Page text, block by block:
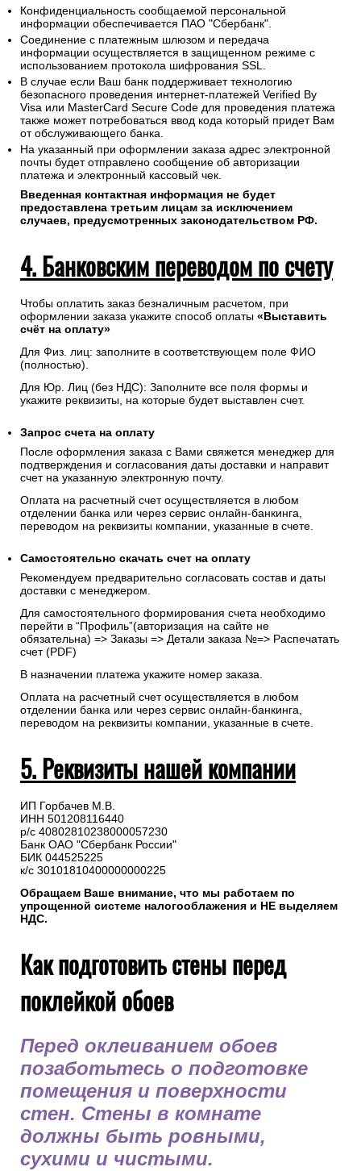
Конфиденциальность сообщаемой персональной
информации обеспечивается ПАО "Сбербанк".
Соединение с платежным шлюзом и передача
информации осуществляется в защищенном режиме с
использованием протокола шифрования SSL.
В случае если Ваш банк поддерживает технологию
безопасного проведения интернет-платежей Verified By
Visa или MasterCard Secure Code для проведения платежа
также может потребоваться ввод кода который придет Вам
от обслуживающего банка.
На указанный при оформлении заказа адрес электронной
почты будет отправлено сообщение об авторизации
платежа и электронный кассовый чек.
Введенная контактная информация не будет
предоставлена третьим лицам за исключением
случаев, предусмотренных законодательством РФ.
4. Банковским переводом по счету
Чтобы оплатить заказ безналичным расчетом, при
оформлении заказа укажите способ оплаты «Выставить
счёт на оплату»
Для Физ. лиц: заполните в соответствующем поле ФИО
(полностью).
Для Юр. Лиц (без НДС): Заполните все поля формы и
укажите реквизиты, на которые будет выставлен счет.
Запрос счета на оплату
После оформления заказа с Вами свяжется менеджер для
подтверждения и согласования даты доставки и направит
счет на указанную электронную почту.
Оплата на расчетный счет осуществляется в любом
отделении банка или через сервис онлайн-банкинга,
переводом на реквизиты компании, указанные в счете.
Самостоятельно скачать счет на оплату
Рекомендуем предварительно согласовать состав и даты
доставки с менеджером.
Для самостоятельного формирования счета необходимо
перейти в “Профиль”(авторизация на сайте не
обязательна) => Заказы => Детали заказа №=> Распечатать
счет (PDF)
В назначении платежа укажите номер заказа.
Оплата на расчетный счет осуществляется в любом
отделении банка или через сервис онлайн-банкинга,
переводом на реквизиты компании, указанные в счете.
5. Реквизиты нашей компании
ИП Горбачев М.В.
ИНН 501208116440
р/с 40802810238000057230
Банк ОАО "Сбербанк России"
БИК 044525225
к/с 30101810400000000225
Обращаем Ваше внимание, что мы работаем по
упрощенной системе налогооблажения и НЕ выделяем
НДС.
Как подготовить стены перед
поклейкой обоев
Перед оклеиванием обоев
позаботьтесь о подготовке
помещения и поверхности
стен. Стены в комнате
должны быть ровными,
сухими и чистыми.